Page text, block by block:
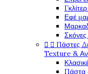
Εφέ
  Πάστες
Texture &
Πάστα